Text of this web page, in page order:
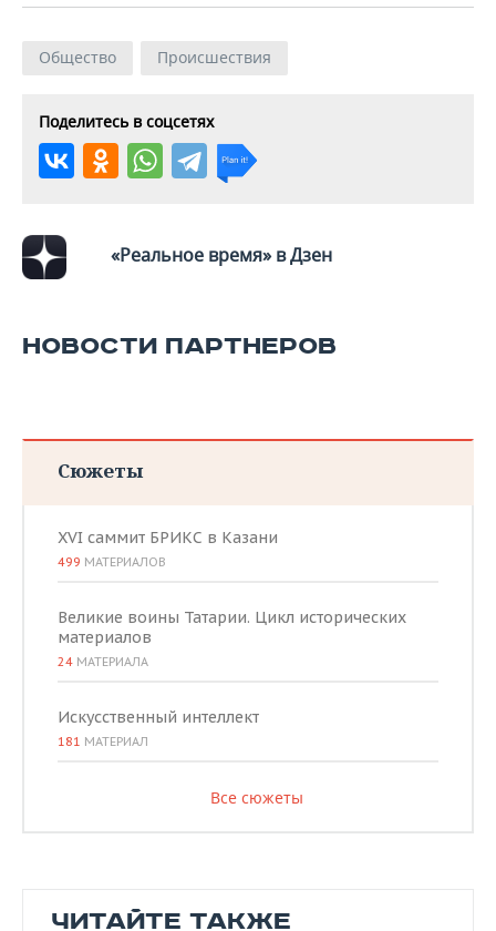
Общество Происшествия
Поделитесь в соцсетях
«Реальное время» в Дзен
НОВОСТИ ПАРТНЕРОВ
Сюжеты
XVI саммит БРИКС в Казани
499 МАТЕРИАЛОВ
Великие воины Татарии. Цикл исторических
материалов
24 МАТЕРИАЛА
Искусственный интеллект
181 МАТЕРИАЛ
Все сюжеты
ЧИТАЙТЕ ТАКЖЕ